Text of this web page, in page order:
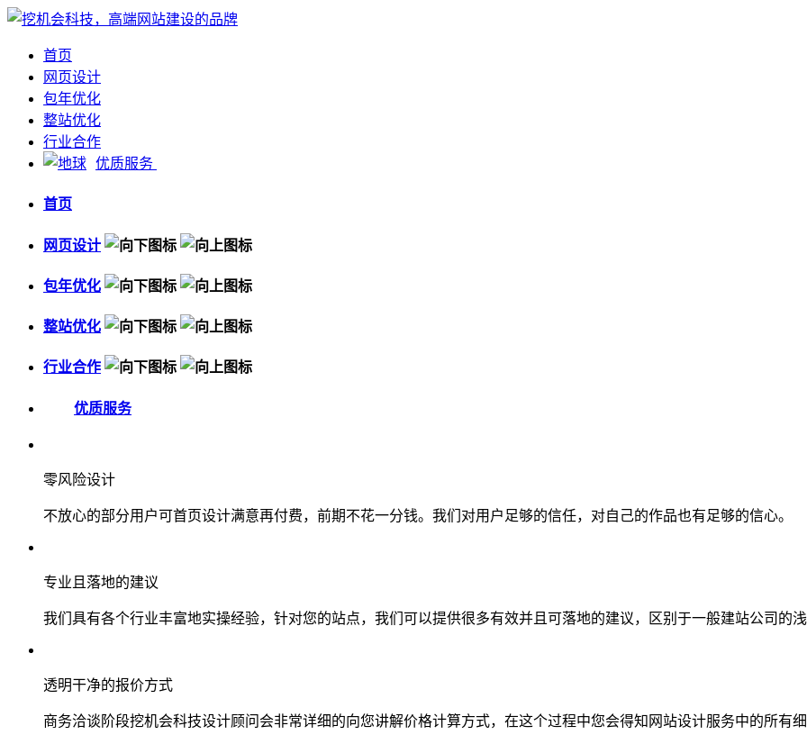
首页
网页设计
包年优化
整站优化
行业合作
优质服务
首页
网页设计
包年优化
整站优化
行业合作
优质服务
零风险设计
不放心的部分用户可首页设计满意再付费，前期不花一分钱。我们对用户足够的信任，对自己的作品也有足够的信心。
专业且落地的建议
我们具有各个行业丰富地实操经验，针对您的站点，我们可以提供很多有效并且可落地的建议，区别于一般建站公司的
透明干净的报价方式
商务洽谈阶段挖机会科技设计顾问会非常详细的向您讲解价格计算方式，在这个过程中您会得知网站设计服务中的所有